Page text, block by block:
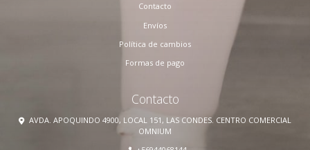
Contacto
Envíos
Política de cambios
Formas de pago
Contacto
AVDA. APOQUINDO 4900, LOCAL 151, LAS CONDES. CENTRO COMERCIAL
OMNIUM